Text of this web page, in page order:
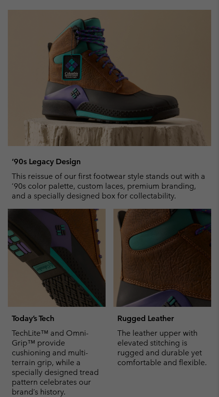
‘90s Legacy Design
This reissue of our first footwear style stands out with a
‘90s color palette, custom laces, premium branding,
and a specially designed box for collectability.
Today’s Tech
TechLite™ and Omni-
Grip™ provide
cushioning and multi-
terrain grip, while a
specially designed tread
pattern celebrates our
brand’s history.
Rugged Leather
The leather upper with
elevated stitching is
rugged and durable yet
comfortable and flexible.